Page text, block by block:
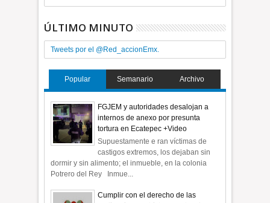
ÚLTIMO MINUTO
Tweets por el @Red_accionEmx.
Popular Semanario Archivo
FGJEM y autoridades desalojan a
internos de anexo por presunta
tortura en Ecatepec +Video
Supuestamente e ran víctimas de
castigos extremos, los dejaban sin
dormir y sin alimento; el inmueble, en la colonia
Potrero del Rey Inmue...
Cumplir con el derecho de las